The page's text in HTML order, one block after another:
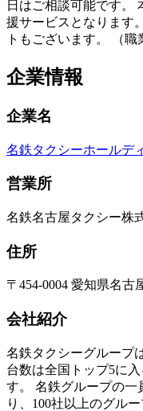
日はご相談可能です。
援サービスとなります
トもございます。 （職
企業情報
企業名
名鉄タクシーホールデ
営業所
名鉄名古屋タクシー株
住所
〒454-0004 愛知県名古
会社紹介
名鉄タクシーグループ
台数は全国トップ5に
す。 名鉄グループの一
り、100社以上のグル